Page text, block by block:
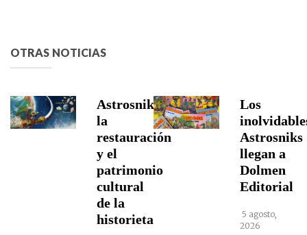
OTRAS NOTICIAS
Astrosniks,
la
restauración
y el
patrimonio
cultural
de la
historieta
Los
Astrosniks
llegan a
Dolmen
Editorial
5 agosto,
2026